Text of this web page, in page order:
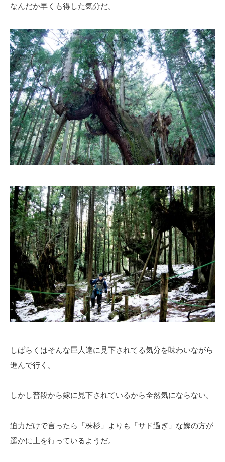
なんだか早くも得した気分だ。
しばらくはそんな巨人達に見下されてる気分を味わいながら
進んで行く。
しかし普段から嫁に見下されているから全然気にならない。
迫力だけで言ったら「株杉」よりも「サド過ぎ」な嫁の方が
遥かに上を行っているようだ。